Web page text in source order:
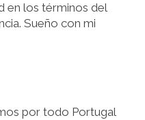
en los términos del
Sueño con mi
por todo Portugal